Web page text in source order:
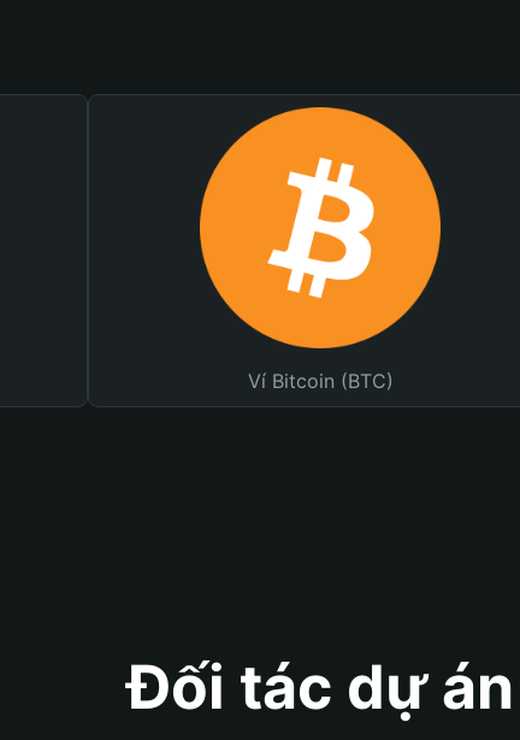
Ví Bitcoin (BTC)
Đối tác dự án